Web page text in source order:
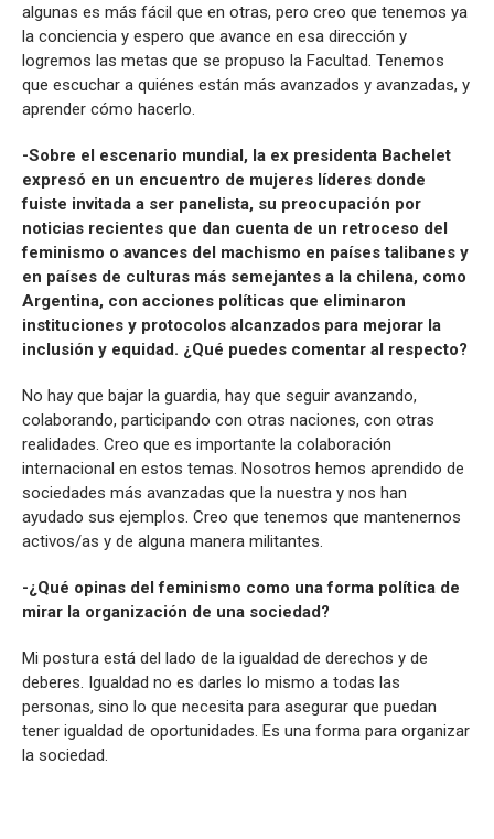
algunas es más fácil que en otras, pero creo que tenemos ya
la conciencia y espero que avance en esa dirección y
logremos las metas que se propuso la Facultad. Tenemos
que escuchar a quiénes están más avanzados y avanzadas, y
aprender cómo hacerlo.
-Sobre el escenario mundial, la ex presidenta Bachelet
expresó en un encuentro de mujeres líderes donde
fuiste invitada a ser panelista, su preocupación por
noticias recientes que dan cuenta de un retroceso del
feminismo o avances del machismo en países talibanes y
en países de culturas más semejantes a la chilena, como
Argentina, con acciones políticas que eliminaron
instituciones y protocolos alcanzados para mejorar la
inclusión y equidad. ¿Qué puedes comentar al respecto?
No hay que bajar la guardia, hay que seguir avanzando,
colaborando, participando con otras naciones, con otras
realidades. Creo que es importante la colaboración
internacional en estos temas. Nosotros hemos aprendido de
sociedades más avanzadas que la nuestra y nos han
ayudado sus ejemplos. Creo que tenemos que mantenernos
activos/as y de alguna manera militantes.
-¿Qué opinas del feminismo como una forma política de
mirar la organización de una sociedad?
Mi postura está del lado de la igualdad de derechos y de
deberes. Igualdad no es darles lo mismo a todas las
personas, sino lo que necesita para asegurar que puedan
tener igualdad de oportunidades. Es una forma para organizar
la sociedad.